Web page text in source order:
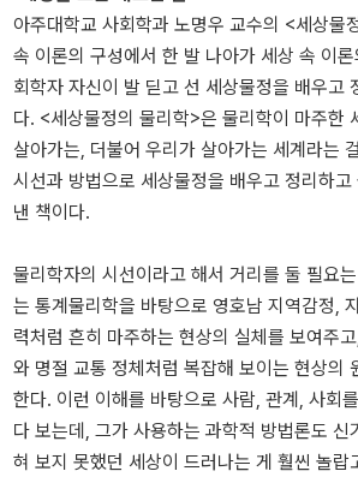
아주대학교 사회학과 노명우 교수의 <세상물
속 이론의 구성에서 한 발 나아가 세상 속 이
회학자 자신이 발 딛고 선 세상물정을 배우고
다. <세상물정의 물리학>은 물리학이 마주한
살아가는, 더불어 우리가 살아가는 세계라는
시선과 방법으로 세상물정을 배우고 정리하
낸 책이다.
물리학자의 시선이라고 해서 거리를 둘 필요
는 통계물리학을 바탕으로 영호남 지역감정,
력처럼 흔히 마주하는 현상의 실체를 보여주
와 명절 교통 정체처럼 복잡해 보이는 현상의
한다. 이런 이해를 바탕으로 사람, 관계, 사회
다 보는데, 그가 사용하는 과학적 방법론도 신
혀 보지 못했던 세상이 드러나는 게 훨씬 놀랍